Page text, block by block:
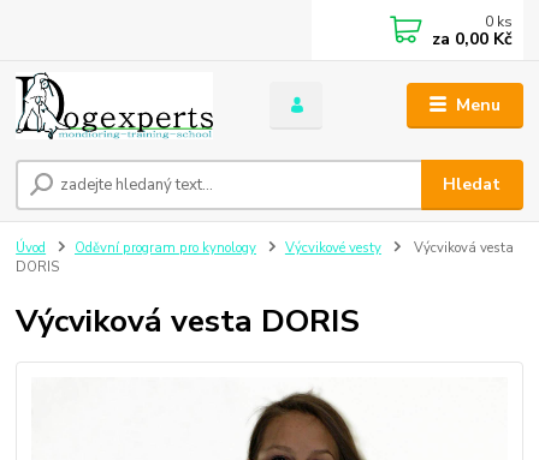
Menu
Hledat
0 ks
za 0,00 Kč
Úvod Oděvní program pro kynology Výcvikové vesty
Výcviková vesta
DORIS
Výcviková vesta DORIS